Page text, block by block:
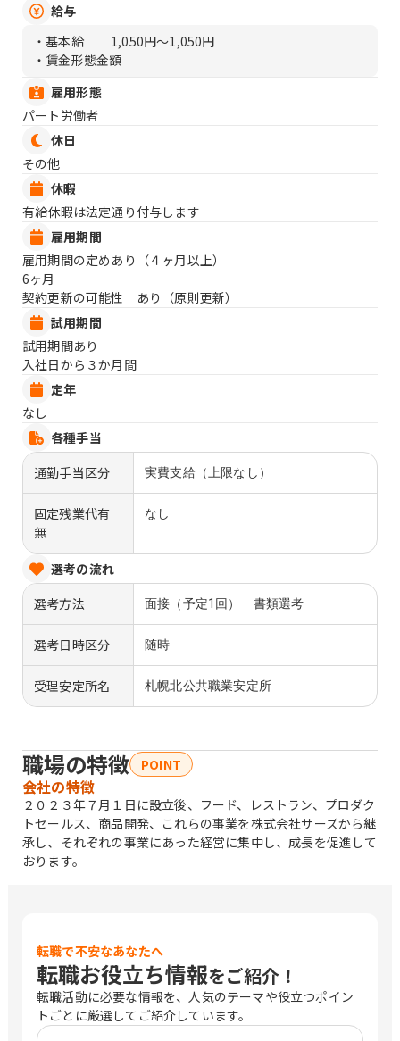
給与
・基本給
1,050円〜1,050円
・賃金形態金額
雇用形態
パート労働者
休日
その他
休暇
有給休暇は法定通り付与します
雇用期間
雇用期間の定めあり（４ヶ月以上）
6ヶ月
契約更新の可能性 あり（原則更新）
試用期間
試用期間あり
入社日から３か月間
定年
なし
各種手当
通勤手当区分
実費支給（上限なし）
固定残業代有
無
なし
選考の流れ
選考方法
面接（予定1回） 書類選考
選考日時区分 随時
受理安定所名 札幌北公共職業安定所
職場の特徴 POINT
会社の特徴
２０２３年７月１日に設立後、フード、レストラン、プロダク
トセールス、商品開発、これらの事業を株式会社サーズから継
承し、それぞれの事業にあった経営に集中し、成長を促進して
おります。
転職で不安なあなたへ
転職お役立ち情報をご紹介！
転職活動に必要な情報を、人気のテーマや役立つポイン
トごとに厳選してご紹介しています。